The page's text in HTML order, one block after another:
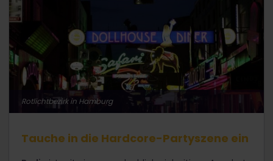
Rotlichtbezirk in Hamburg
Tauche in die Hardcore-Partyszene ein